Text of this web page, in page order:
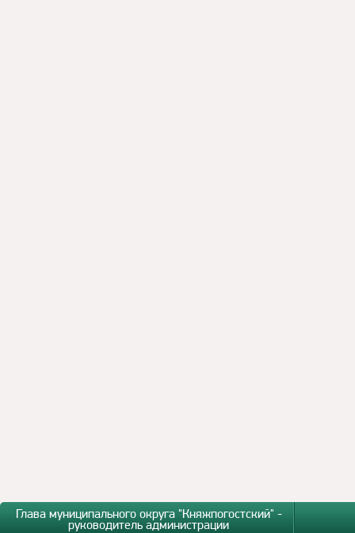
Глава муниципального округа "Княжпогостский" -
руководитель администрации